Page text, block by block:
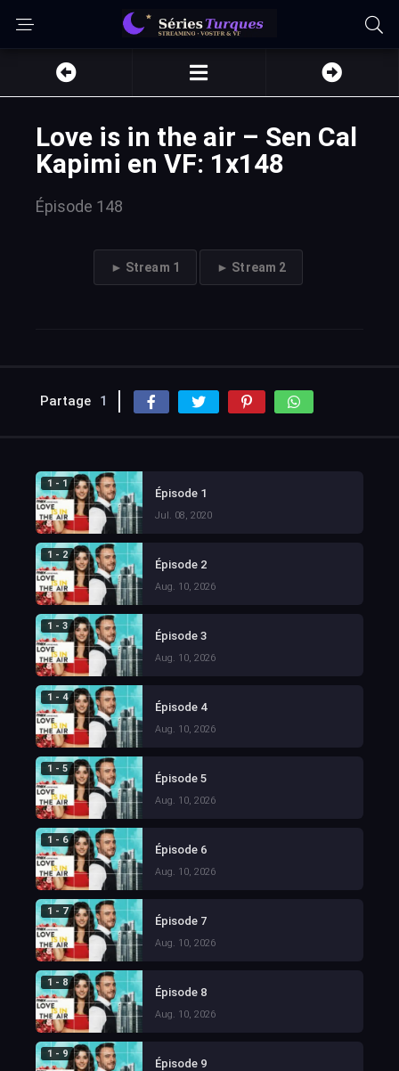
Love is in the air – Sen Cal
Kapimi en VF: 1x148
Épisode 148
► Stream 1 ► Stream 2
Partage 1
1 - 1
Épisode 1
Jul. 08, 2020
1 - 2
Épisode 2
Aug. 10, 2026
1 - 3
Épisode 3
Aug. 10, 2026
1 - 4
Épisode 4
Aug. 10, 2026
1 - 5
Épisode 5
Aug. 10, 2026
1 - 6
Épisode 6
Aug. 10, 2026
1 - 7
Épisode 7
Aug. 10, 2026
1 - 8
Épisode 8
Aug. 10, 2026
1 - 9
Épisode 9